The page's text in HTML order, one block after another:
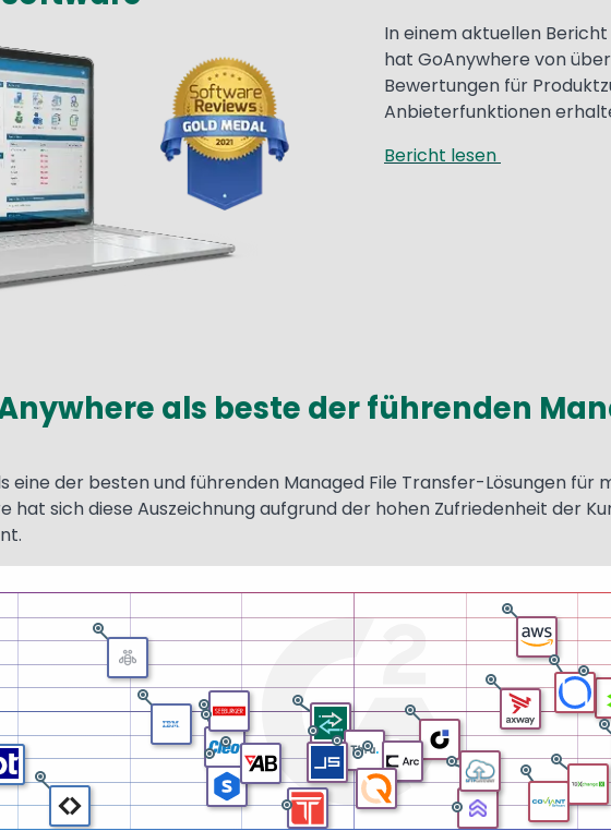
In einem aktuellen
hat GoAnywhere von
Bewertungen für
Anbieterfunktionen
Bericht lesen
als beste der führenden
eine der besten und führenden Managed File Transfer-Lösungen
hat sich diese Auszeichnung aufgrund der hohen Zufriedenheit der